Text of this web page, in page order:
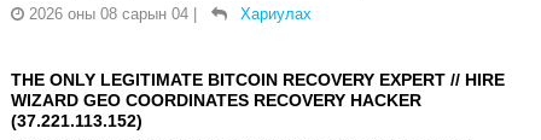
2026 оны 08 сарын 04
Хариулах
THE ONLY LEGITIMATE BITCOIN RECOVERY EXPERT // HIRE
WIZARD GEO COORDINATES RECOVERY HACKER
(37.221.113.152)